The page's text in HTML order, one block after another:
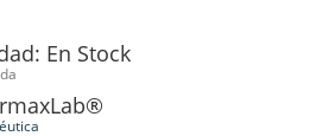
En Stock